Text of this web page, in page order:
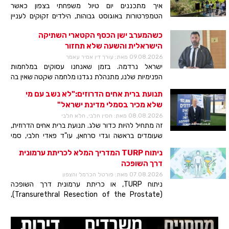
איך מתכננים יום טיול משפחתי בצפון כאשר
הטמפרטורות באוגוסט גבוהות, הילדים זקוקים לעניין
אתר "נהריים-בגשר" (גשר הישנה) מציע פתרון המשלב
בין תצפית מוצלת, חללים ממוזגים, מיצגים אור־קוליים
וסיורי ערב המתקיימים בשעות הנעימות יותר של היממה.
כשהמערב ישן הכסף הקטארי השתיקה
הישראלית והשעה שלא תחזור
09.08.2026 מאת: עורך דין אמיר עאמר
ישראל נרדמה. בזמן שאנחנו עסוקים במלחמות
הפנימיות שלנו, מתנהלת נגדנו מלחמה שקטה שאין בה
אמירות זעירה עם קופה אינסופית, בונה בסבלנות של
שנים אימפריה של השפעה
תנועת ברית אחים הדרוזים:"לא נשב עם מי
שלא מכיר בסמלי מדינת ישראל"
08.08.2026 מאת: חסין חלבי, חלא חלבי
זה מתחיל להיות כדור שלג. תנועת ברית אחים הדרוזית,
שעומדים בראשה וגדי סרחאן, עו"ד פאדי חלבי, סמי
בכל מפגש הם מגדילים את כוחם בעדה הדרוזית, שרבים
ממנה מאמינים בהם ורוצים לתת להם תמיכה, וגדי לא
מאבד שליטה, מכבד את כולם ובעיקר מכוון לטובת
האזרחים.
ניתוח TURP המדריך המלא לכריתת ערמונית
דרך השופכה
07.08.2026 מאת: פורטל הכרמל והצפון
ניתוח TURP, או כריתת ערמונית דרך השופכה
(Transurethral Resection of the Prostate),
(BPH). למעשה, מטרת הניתוח היא להסיר את הרקמה
שחוסמת את זרימת השתן.